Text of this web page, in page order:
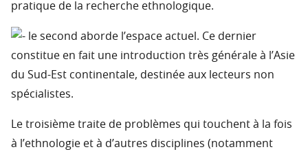
pratique de la recherche ethnologique.
le second aborde l’espace actuel. Ce dernier
constitue en fait une introduction très générale à l’Asie
du Sud-Est continentale, destinée aux lecteurs non
spécialistes.
Le troisième traite de problèmes qui touchent à la fois
à l’ethnologie et à d’autres disciplines (notamment